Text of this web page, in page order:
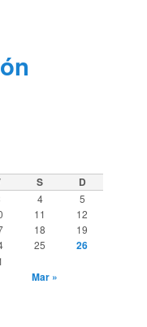
S D
4
5
11
12
18
19
25 26
Mar »